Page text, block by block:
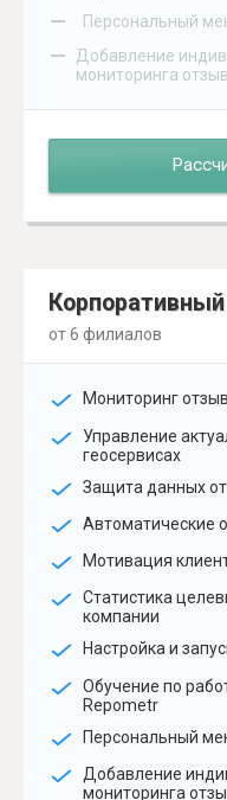
– Персональный
–
Добавление
мониторинга
Корпоративный
от 6 филиалов
Мониторинг
Управление
геосервисах
Защита данных
Автоматические
Мотивация
Статистика
компании
Настройка и
Обучение по
Repometr
Персональный
Добавление
мониторинга